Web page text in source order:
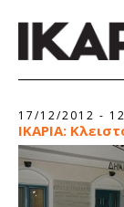
17/12/2012 -
ΙΚΑΡΙΑ: